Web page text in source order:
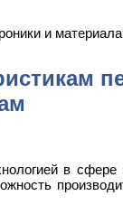
и
в сфере